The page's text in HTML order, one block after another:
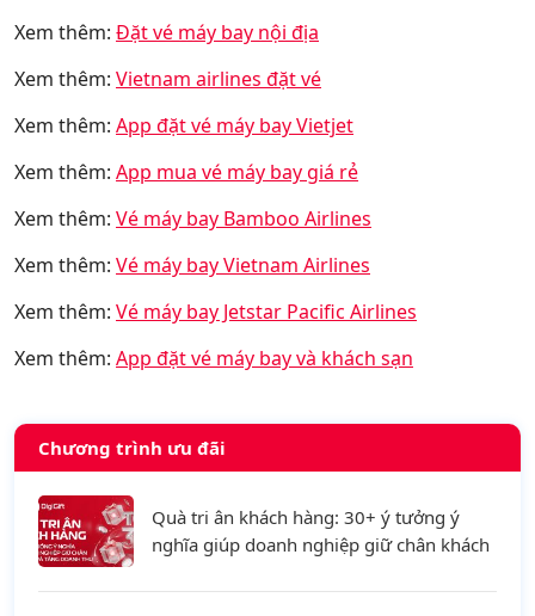
Xem thêm: Đặt vé máy bay nội địa
Xem thêm: Vietnam airlines đặt vé
Xem thêm: App đặt vé máy bay Vietjet
Xem thêm: App mua vé máy bay giá rẻ
Xem thêm: Vé máy bay Bamboo Airlines
Xem thêm: Vé máy bay Vietnam Airlines
Xem thêm: Vé máy bay Jetstar Pacific Airlines
Xem thêm: App đặt vé máy bay và khách sạn
Chương trình ưu đãi
Quà tri ân khách hàng: 30+ ý tưởng ý
nghĩa giúp doanh nghiệp giữ chân khách